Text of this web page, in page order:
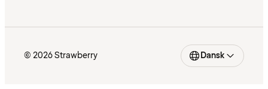
© 2026 Strawberry Dansk